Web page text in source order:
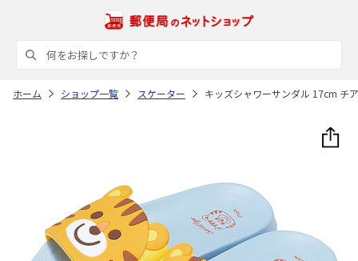
ホーム ショップ一覧 スケーター キッズシャワーサンダル 17cm チ